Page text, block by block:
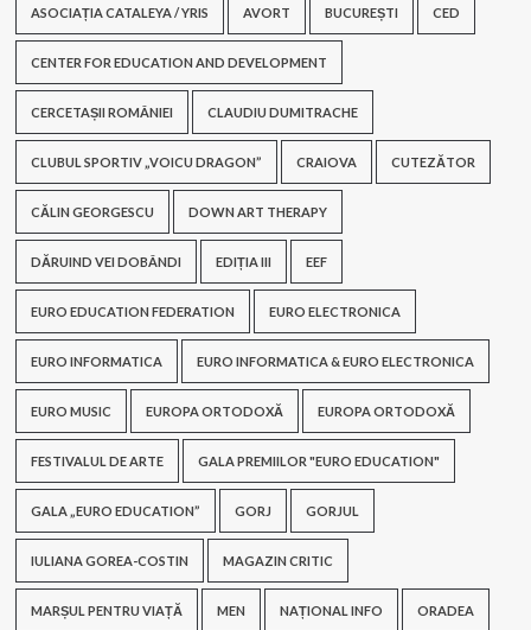
ASOCIAȚIA CATALEYA / YRIS AVORT BUCUREȘTI CED
CENTER FOR EDUCATION AND DEVELOPMENT
CERCETAȘII ROMÂNIEI CLAUDIU DUMITRACHE
CLUBUL SPORTIV „VOICU DRAGON” CRAIOVA CUTEZĂTOR
CĂLIN GEORGESCU DOWN ART THERAPY
DĂRUIND VEI DOBÂNDI EDIȚIA III EEF
EURO EDUCATION FEDERATION EURO ELECTRONICA
EURO INFORMATICA EURO INFORMATICA & EURO ELECTRONICA
EURO MUSIC EUROPA ORTODOXĂ EUROPA ORTODOXĂ
FESTIVALUL DE ARTE GALA PREMIILOR "EURO EDUCATION"
GALA „EURO EDUCATION” GORJ GORJUL
IULIANA GOREA-COSTIN MAGAZIN CRITIC
MARȘUL PENTRU VIAȚĂ MEN NAȚIONAL INFO ORADEA